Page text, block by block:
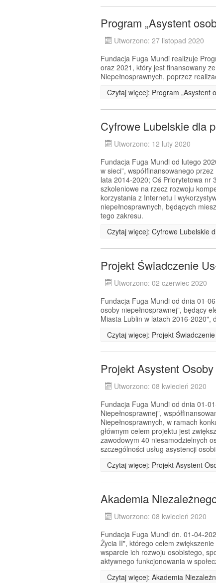
Program „Asystent
Utworzono: 27 listopad 2020
Fundacja Fuga Mundi realizuje
oraz 2021, który jest finansowany
Niepełnosprawnych, poprzez
Czytaj więcej: Program „Asystent
Cyfrowe Lubelskie dla
Utworzono: 12 luty 2020
Fundacja Fuga Mundi od lutego
w sieci”, współfinansowanego
lata 2014-2020; Oś Priorytetowa nr
szkoleniowe na rzecz rozwoju
korzystania z Internetu i
niepełnosprawnych, będących
tego zakresu.
Czytaj więcej: Cyfrowe Lubelskie
Projekt Świadczenie
Utworzono: 02 czerwiec 2020
Fundacja Fuga Mundi od dnia 01-
osoby niepełnosprawnej”, będący
Miasta Lublin w latach 2016-2020",
Czytaj więcej: Projekt
Projekt Asystent
Utworzono: 08 kwiecień 2020
Fundacja Fuga Mundi od dnia 01-
Niepełnosprawnej”,
Niepełnosprawnych, w ramach
głównym celem projektu jest
zawodowym 40 niesamodzielnych
szczególności usług asystencji
Czytaj więcej: Projekt Asystent
Akademia
Utworzono: 08 kwiecień 2020
Fundacja Fuga Mundi dn. 01-04-
Życia II", którego celem
wsparcie ich rozwoju osobistego,
aktywnego funkcjonowania w
Czytaj więcej: Akademia